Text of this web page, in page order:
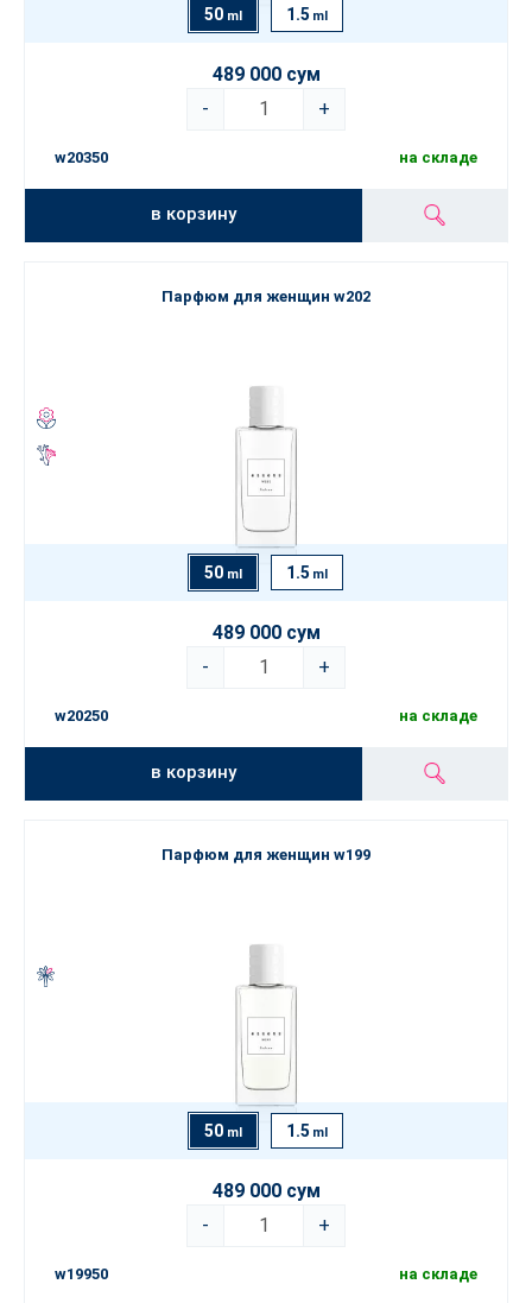
50 ml 1.5 ml
489 000 сум
-
+
w20350 на складе
в корзину
Парфюм для женщин w202
50 ml 1.5 ml
489 000 сум
-
+
w20250 на складе
в корзину
Парфюм для женщин w199
50 ml 1.5 ml
489 000 сум
-
+
w19950 на складе